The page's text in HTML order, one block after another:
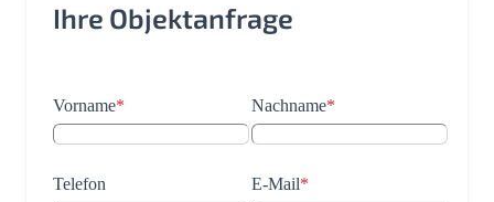
Ihre Objektanfrage
Vorname* Nachname*
Telefon E-Mail*